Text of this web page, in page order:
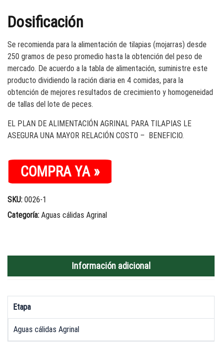
Dosificación
Se recomienda para la alimentación de tilapias (mojarras) desde
250 gramos de peso promedio hasta la obtención del peso de
mercado. De acuerdo a la tabla de alimentación, suministre este
producto dividiendo la ración diaria en 4 comidas, para la
obtención de mejores resultados de crecimiento y homogeneidad
de tallas del lote de peces.
EL PLAN DE ALIMENTACIÓN AGRINAL PARA TILAPIAS LE
ASEGURA UNA MAYOR RELACIÓN COSTO – BENEFICIO.
COMPRA YA »
SKU: 0026-1
Categoría: Aguas cálidas Agrinal
Información adicional
Etapa
Aguas cálidas Agrinal